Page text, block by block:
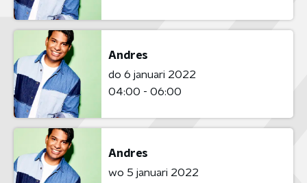
Andres
do 6 januari 2022
04:00 - 06:00
Andres
wo 5 januari 2022